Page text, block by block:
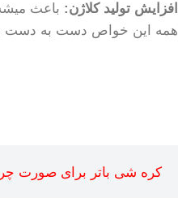
افزایش تولید کلاژن: باعث
همه این خواص دست به دست هم
کره شی باتر برای صورت